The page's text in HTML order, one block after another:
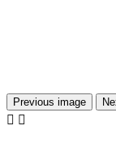
Previous image
 